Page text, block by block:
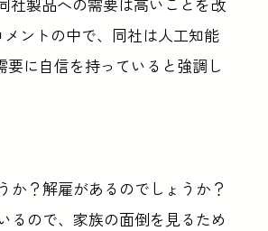
ントの中で、同社は人工知能
に自信を持っていると強調し
か？解雇があるのでしょうか？
るので、家族の面倒を見るため